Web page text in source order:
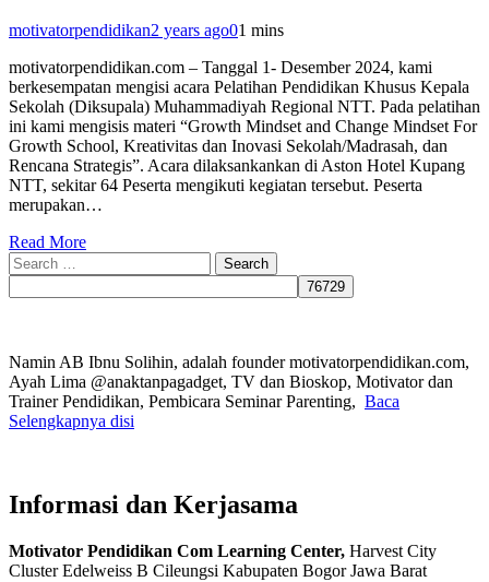
motivatorpendidikan2 years ago01 mins
motivatorpendidikan.com – Tanggal 1- Desember 2024, kami
berkesempatan mengisi acara Pelatihan Pendidikan Khusus Kepala
Sekolah (Diksupala) Muhammadiyah Regional NTT. Pada pelatihan
ini kami mengisis materi “Growth Mindset and Change Mindset For
Growth School, Kreativitas dan Inovasi Sekolah/Madrasah, dan
Rencana Strategis”. Acara dilaksankankan di Aston Hotel Kupang
NTT, sekitar 64 Peserta mengikuti kegiatan tersebut. Peserta
merupakan…
Read More
Search
for:
Namin AB Ibnu Solihin, adalah founder motivatorpendidikan.com,
Ayah Lima @anaktanpagadget, TV dan Bioskop, Motivator dan
Trainer Pendidikan, Pembicara Seminar Parenting, Baca
Selengkapnya disi
Informasi dan Kerjasama
Motivator Pendidikan Com Learning Center, Harvest City
Cluster Edelweiss B Cileungsi Kabupaten Bogor Jawa Barat